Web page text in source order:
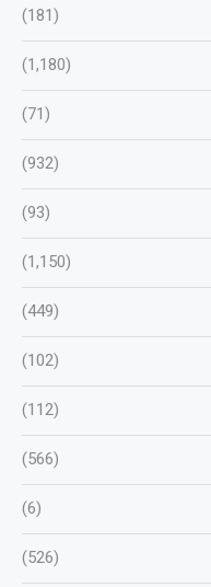
(181)
(1,180)
(71)
(932)
(93)
(1,150)
(449)
(102)
(112)
(566)
(6)
(526)